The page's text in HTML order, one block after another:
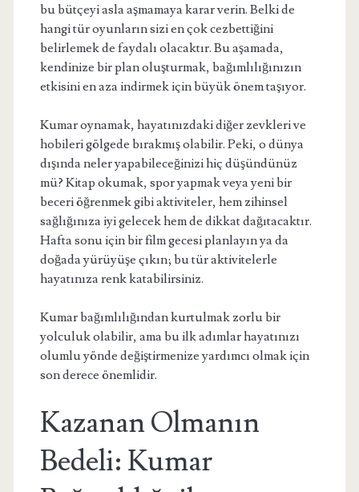
bu bütçeyi asla aşmamaya karar verin. Belki de
hangi tür oyunların sizi en çok cezbettiğini
belirlemek de faydalı olacaktır. Bu aşamada,
kendinize bir plan oluşturmak, bağımlılığınızın
etkisini en aza indirmek için büyük önem taşıyor.
Kumar oynamak, hayatınızdaki diğer zevkleri ve
hobileri gölgede bırakmış olabilir. Peki, o dünya
dışında neler yapabileceğinizi hiç düşündünüz
mü? Kitap okumak, spor yapmak veya yeni bir
beceri öğrenmek gibi aktiviteler, hem zihinsel
sağlığınıza iyi gelecek hem de dikkat dağıtacaktır.
Hafta sonu için bir film gecesi planlayın ya da
doğada yürüyüşe çıkın; bu tür aktivitelerle
hayatınıza renk katabilirsiniz.
Kumar bağımlılığından kurtulmak zorlu bir
yolculuk olabilir, ama bu ilk adımlar hayatınızı
olumlu yönde değiştirmenize yardımcı olmak için
son derece önemlidir.
Kazanan Olmanın
Bedeli: Kumar